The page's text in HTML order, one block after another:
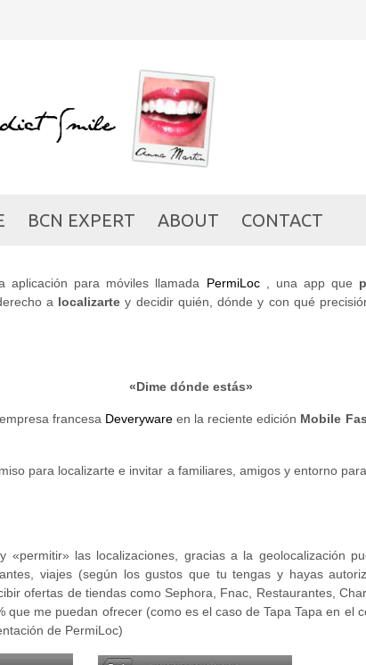
BCN EXPERT ABOUT CONTACT
DIME
SHOPPING/TECKY/ 06/03/2013
aplicación para móviles llamada PermiLoc, una app que
a localizarte y decidir quién, dónde y con qué
«Dime dónde estás»
francesa Deverywareen la reciente edición Mobile
para localizarte e invitar a familiares, amigos y entorno
«permitir» las localizaciones, gracias a la geolocalización
viajes (según los gustos que tu tengas y hayas
ofertas de tiendas como Sephora, Fnac, Restaurantes,
me puedan ofrecer (como es el caso de Tapa Tapa en el
de PermiLoc)